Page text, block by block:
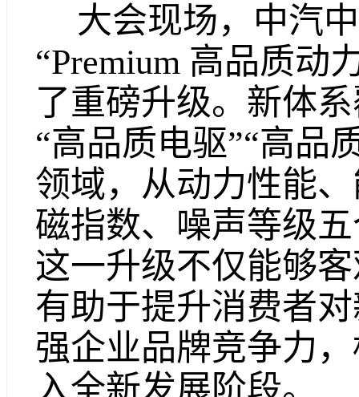
大会现场，中汽
“Premium 高品质动
了重磅升级。新体
“高品质电驱”“高品
领域，从动力性能
磁指数、噪声等级
这一升级不仅能够
有助于提升消费者
强企业品牌竞争力